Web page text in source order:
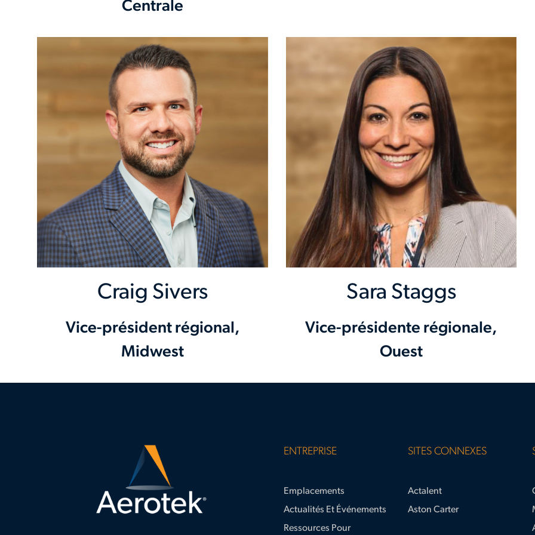
Centrale
Craig Sivers
Vice-président régional,
Midwest
Sara Staggs
Vice-présidente régionale,
Ouest
ENTREPRISE
Emplacements
Actualités Et Événements
Ressources Pour
SITES CONNEXES
Actalent
Aston Carter